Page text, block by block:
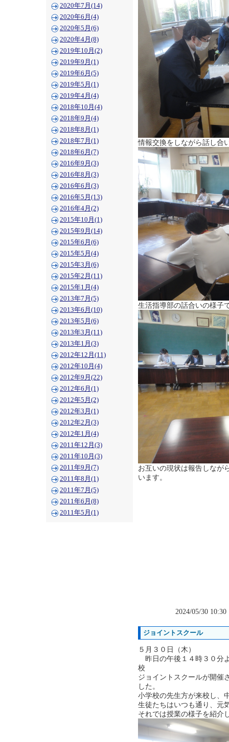
2020年7月(14)
2020年6月(4)
2020年5月(6)
2020年4月(8)
2019年10月(2)
2019年9月(1)
2019年6月(5)
2019年5月(1)
2019年4月(4)
2018年10月(4)
2018年9月(4)
2018年8月(1)
2018年7月(1)
2018年6月(7)
2016年9月(3)
2016年8月(3)
2016年6月(3)
2016年5月(13)
2016年4月(2)
2015年10月(1)
2015年9月(14)
2015年6月(6)
2015年5月(4)
2015年3月(6)
2015年2月(11)
2015年1月(4)
2013年7月(5)
2013年6月(10)
2013年5月(6)
2013年3月(11)
2013年1月(3)
2012年12月(11)
2012年10月(4)
2012年9月(22)
2012年6月(1)
2012年5月(2)
2012年3月(1)
2012年2月(3)
2012年1月(4)
2011年12月(3)
2011年10月(3)
2011年9月(7)
2011年8月(1)
2011年7月(5)
2011年6月(8)
2011年5月(1)
情報交換をしながら話し合
生活指導部の話合いの様子
お互いの現状は報告しなが
います。
2024/05/30
ジョイントスクール
５月３０日（木）
昨日の午後１４時３０分
校
ジョイントスクールが開催
した。
小学校の先生方が来校し、
生徒たちはいつも通り、元
それでは授業の様子を紹介